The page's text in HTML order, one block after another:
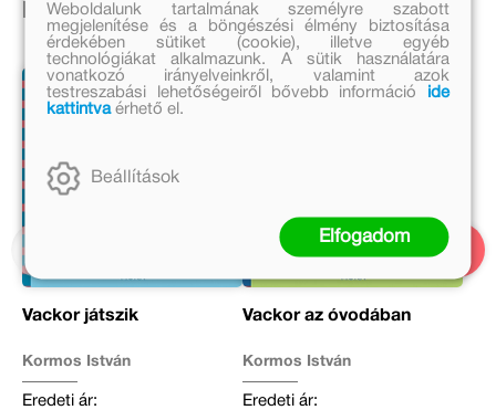
Ezek is érdekelhetnek!
Vackor játszik
Kormos István
Eredeti ár:
Vackor az óvodában
Kormos István
Eredeti ár:
Weboldalunk tartalmának személyre szabott
megjelenítése és a böngészési élmény biztosítása
érdekében sütiket (cookie), illetve egyéb
technológiákat alkalmazunk. A sütik használatára
vonatkozó irányelveinkről, valamint azok
testreszabási lehetőségeiről bővebb információ
ide
kattintvaérhető el.
Beállítások
Elfogadom